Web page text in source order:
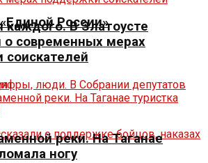
России»
каждого. В Златоусте
о современных мерах
реки. На Таганае
ногу